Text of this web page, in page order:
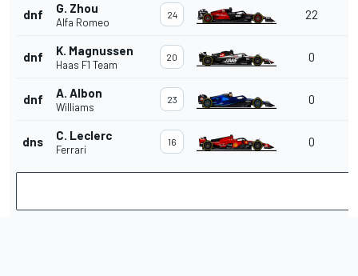
dnf G. Zhou
Alfa Romeo
24 22
dnf K. Magnussen
Haas F1 Team
20 0
dnf A. Albon
Williams
23 0
dns C. Leclerc
Ferrari
16 0